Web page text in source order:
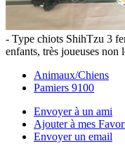
- Type chiots ShihTzu 3
enfants, très joueuses
Animaux/Chiens
Pamiers 9100
Envoyer à un ami
Ajouter à mes
Envoyer un email